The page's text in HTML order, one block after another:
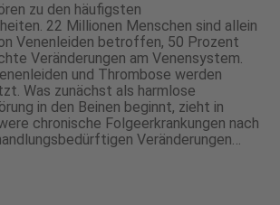
zu den häufigsten
22 Millionen Menschen sind allein
Venenleiden betroffen, 50 Prozent
Veränderungen am Venensystem.
und Thrombose werden
Was zunächst als harmlose
in den Beinen beginnt, zieht in
chronische Folgeerkrankungen nach
Veränderungen…